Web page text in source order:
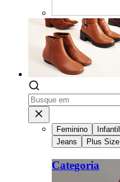
Feminino Infantil
Jeans
Plus Size
Categoria